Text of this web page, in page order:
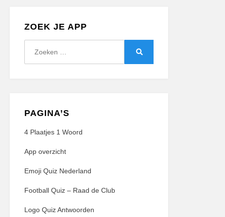
ZOEK JE APP
PAGINA’S
4 Plaatjes 1 Woord
App overzicht
Emoji Quiz Nederland
Football Quiz – Raad de Club
Logo Quiz Antwoorden